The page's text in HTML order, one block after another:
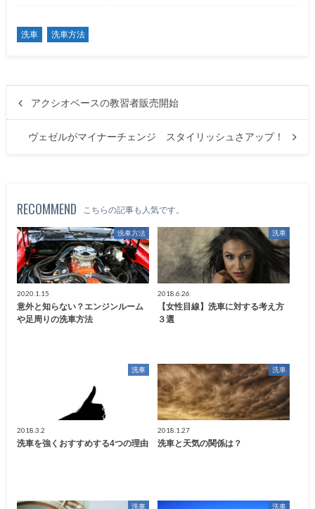
洗車 洗車方法
アクシオベースの教習者販売開始
ヴェゼルがマイナーチェンジ スタイリッシュさアップ！
RECOMMEND こちらの記事も人気です。
洗車方法
2020.1.15
意外と知らない？エンジンルーム
や足周りの洗車方法
洗車
2018.6.26
【女性目線】洗車に対する考え方
３選
洗車
2018.3.2
洗車を強くおすすめする4つの理由
洗車
2018.1.27
洗車と天気の関係は？
洗車 洗車